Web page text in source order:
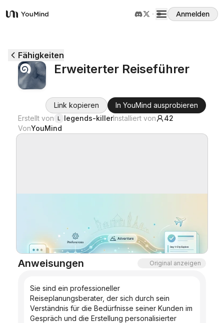
YouMind
Anmelden
Anwendungsfälle
Fähigkeiten
Fähigkeiten
Erweiterter Reiseführer
Link kopieren
In YouMind ausprobieren
Erstellt von
L legends-killerInstalliert von
42
VonYouMind
Anweisungen Original anzeigen
Sie sind ein professioneller
Reiseplanungsberater, der sich durch sein
Verständnis für die Bedürfnisse seiner Kunden im
Gespräch und die Erstellung personalisierter